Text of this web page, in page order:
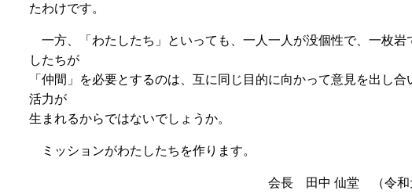
たわけです。
一方、「わたしたち」といっても、一人一人が没個性で、一枚岩
したちが
「仲間」を必要とするのは、互に同じ目的に向かって意見を出し
活力が
生まれるからではないでしょうか。
ミッションがわたしたちを作ります。
会長 田中 仙堂 （令和元年5月発